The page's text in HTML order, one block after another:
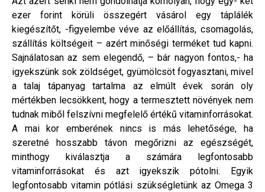
ezer forint körüli összegért vásárol egy táplálék
kiegészítőt, -figyelembe véve az előállítás, csomagolás,
szállítás költségeit – azért minőségi terméket tud kapni.
Sajnálatosan az sem elegendő, – bár nagyon fontos,- ha
igyekszünk sok zöldséget, gyümölcsöt fogyasztani, mivel
a talaj tápanyag tartalma az elmúlt évek során oly
mértékben lecsökkent, hogy a termesztett növények nem
tudnak miből felszívni megfelelő értékű vitaminforrásokat.
A mai kor emberének nincs is más lehetősége, ha
szeretné hosszabb távon megőrizni az egészségét,
minthogy kiválasztja a számára legfontosabb
vitaminforrásokat és azt igyekszik pótolni. Egyik
legfontosabb vitamin pótlási szükségletünk az Omega 3